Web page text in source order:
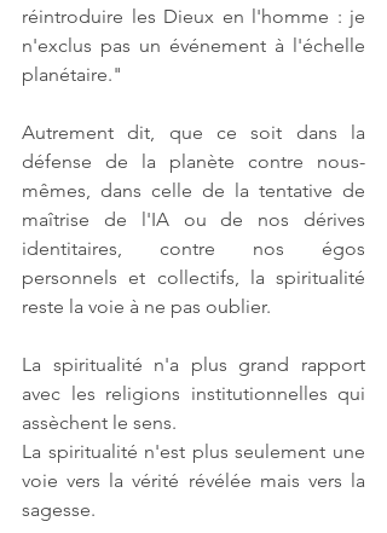
réintroduire les Dieux en l'homme : je
n'exclus pas un événement à l'échelle
planétaire."
Autrement dit, que ce soit dans la
défense de la planète contre nous-
mêmes, dans celle de la tentative de
maîtrise de l'IA ou de nos dérives
identitaires, contre nos égos
personnels et collectifs, la spiritualité
reste la voie à ne pas oublier.
La spiritualité n'a plus grand rapport
avec les religions institutionnelles qui
assèchent le sens.
La spiritualité n'est plus seulement une
voie vers la vérité révélée mais vers la
sagesse.